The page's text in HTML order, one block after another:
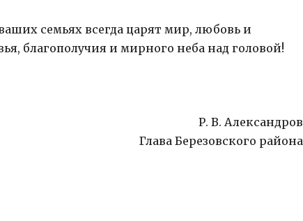
семьях всегда царят мир, любовь и
благополучия и мирного неба над головой!
Р. В. Александров
Глава Березовского района